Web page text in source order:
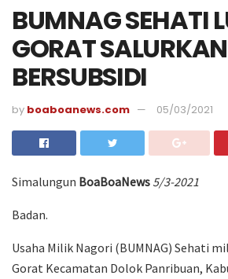
BUMNAG SEHATI
GORAT
BERSUBSIDI
by boaboanews.com 05/03/2021
Simalungun BoaBoaNews 5/3-2021
Badan.
Usaha Milik Nagori (BUMNAG) Sehati
Gorat Kecamatan Dolok Panribuan,